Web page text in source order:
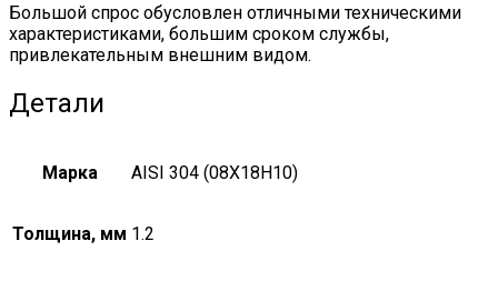
Большой спрос обусловлен отличными техническими
характеристиками, большим сроком службы,
привлекательным внешним видом.
Детали
Марка AISI 304 (08Х18Н10)
Толщина, мм 1.2